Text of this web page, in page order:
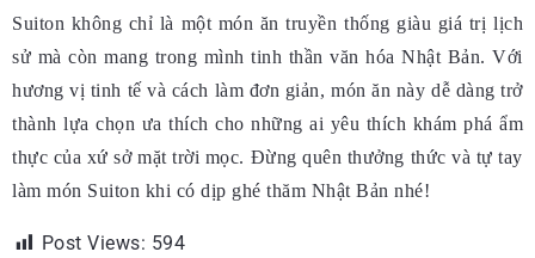
Suiton không chỉ là một món ăn truyền thống giàu giá trị lịch
sử mà còn mang trong mình tinh thần văn hóa Nhật Bản. Với
hương vị tinh tế và cách làm đơn giản, món ăn này dễ dàng trở
thành lựa chọn ưa thích cho những ai yêu thích khám phá ẩm
thực của xứ sở mặt trời mọc. Đừng quên thưởng thức và tự tay
làm món Suiton khi có dịp ghé thăm Nhật Bản nhé!
Post Views: 594